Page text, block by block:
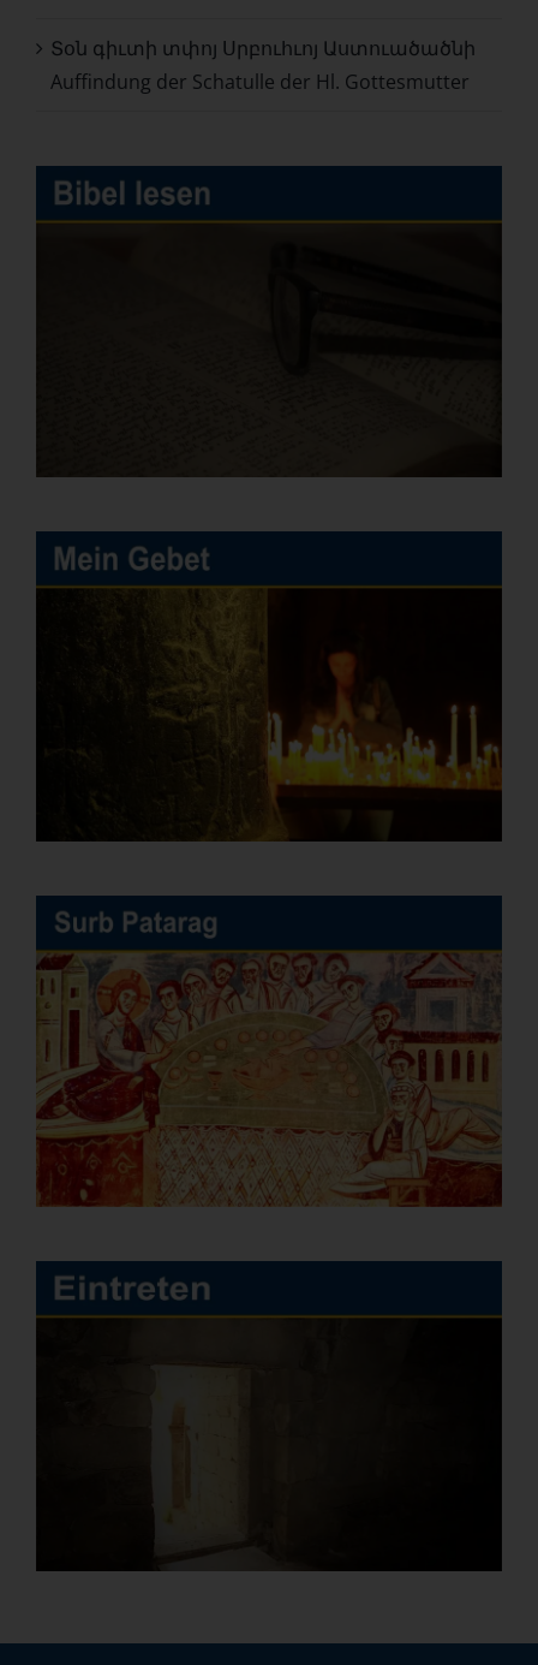
Տօն գիւտի տփոյ Սրբուհւոյ Աստուածածնի
Auffindung der Schatulle der Hl. Gottesmutter